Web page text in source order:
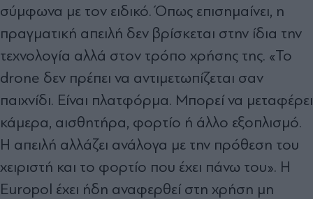
σύμφωνα με τον ειδικό. Όπως επισημαίνει, η
πραγματική απειλή δεν βρίσκεται στην ίδια την
τεχνολογία αλλά στον τρόπο χρήσης της. «Το
drone δεν πρέπει να αντιμετωπίζεται σαν
παιχνίδι. Είναι πλατφόρμα. Μπορεί να μεταφέρει
κάμερα, αισθητήρα, φορτίο ή άλλο εξοπλισμό.
Η απειλή αλλάζει ανάλογα με την πρόθεση του
χειριστή και το φορτίο που έχει πάνω του». Η
Europol έχει ήδη αναφερθεί στη χρήση μη